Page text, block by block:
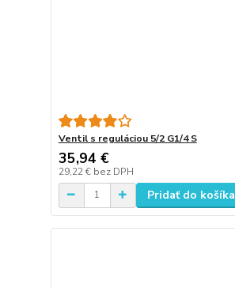
Ventil s reguláciou 5/2 G1/4 S
35,94 €
29,22 € bez DPH
Pridať do košíka